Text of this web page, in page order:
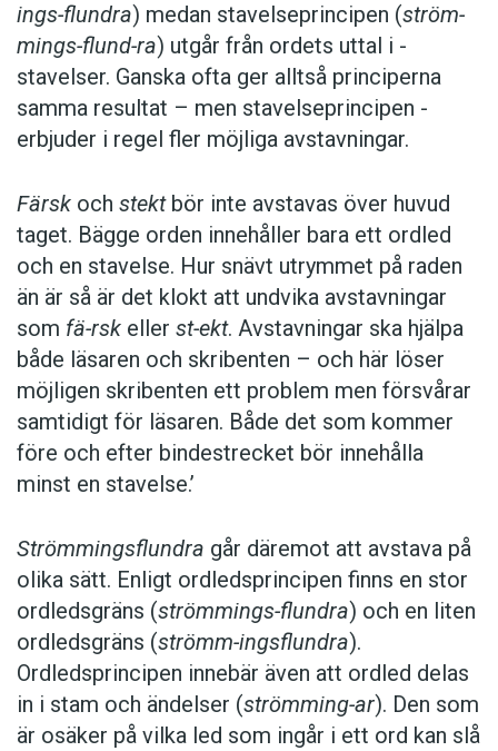
ings-flundra) medan stavelseprincipen (ström-
mings-flund-ra) utgår från ordets uttal i ­
stavelser. Ganska ofta ger alltså principerna
samma resultat – men stavelseprincipen ­
erbjuder i regel fler möjliga avstavningar.
Färsk och stektbör inte avstavas över huvud
taget. Bägge orden innehåller bara ett ordled
och en stavelse. Hur snävt utrymmet på raden
än är så är det klokt att undvika avstavningar
som fä-rsk eller st-ekt. Avstavningar ska hjälpa
både läsaren och skribenten – och här löser
möjligen skribenten ett problem men försvårar
samtidigt för läsaren. Både det som kommer
före och efter bindestrecket bör innehålla
minst en stavelse.’
Strömmingsflundra går däremot att avstava på
olika sätt. Enligt ordledsprincipen finns en stor
ordledsgräns (strömmings-flundra) och en liten
ordledsgräns (strömm-ingsflundra).
Ordledsprincipen innebär även att ordled delas
in i stam och ändelser (strömming-ar). Den som
är osäker på vilka led som ingår i ett ord kan slå